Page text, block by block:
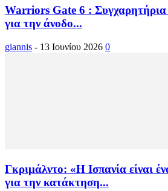
Warriors Gate 6 :
για την άνοδο...
giannis - 13 Ιουνίου 2026 0
Γκριμάλντο: «Η Ισπανία είναι
για την κατάκτηση...